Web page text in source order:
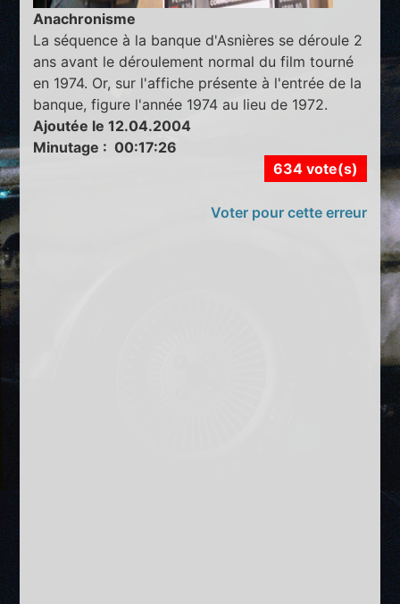
Anachronisme
La séquence à la banque d'Asnières se déroule 2
ans avant le déroulement normal du film tourné
en 1974. Or, sur l'affiche présente à l'entrée de la
banque, figure l'année 1974 au lieu de 1972.
Ajoutée le 12.04.2004
Minutage : 00:17:26
634 vote(s)
Voter pour cette erreur